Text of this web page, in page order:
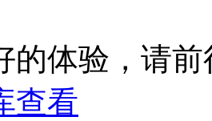
的体验，请
查看